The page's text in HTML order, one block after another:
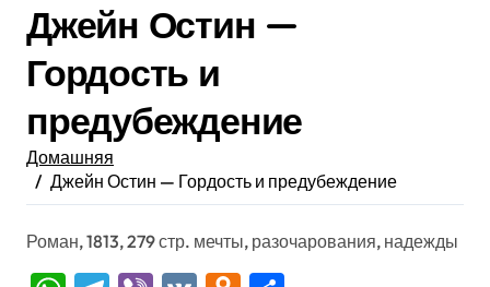
Джейн Остин —
Гордость и
предубеждение
Домашняя
Джейн Остин — Гордость и предубеждение
Роман, 1813, 279 стр. мечты, разочарования, надежды